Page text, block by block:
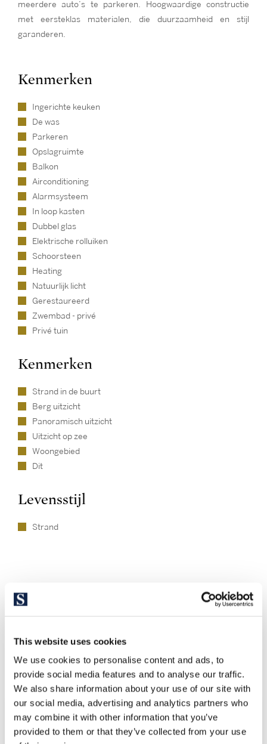
This website uses cookies
We use cookies to personalise content and ads, to
provide social media features and to analyse our traffic.
We also share information about your use of our site with
our social media, advertising and analytics partners who
may combine it with other information that you’ve
provided to them or that they’ve collected from your use
meerdere auto’s te parkeren. Hoogwaardige constructie
met eersteklas materialen, die duurzaamheid en stijl
garanderen.
Kenmerken
Ingerichte keuken
De was
Parkeren
Opslagruimte
Balkon
Airconditioning
Alarmsysteem
In loop kasten
Dubbel glas
Elektrische rolluiken
Schoorsteen
Heating
Natuurlijk licht
Gerestaureerd
Zwembad - privé
Privé tuin
Kenmerken
Strand in de buurt
Berg uitzicht
Panoramisch uitzicht
Uitzicht op zee
Woongebied
Dit
Levensstijl
Strand
Ontdek andere vergelijkbare
eigendommen